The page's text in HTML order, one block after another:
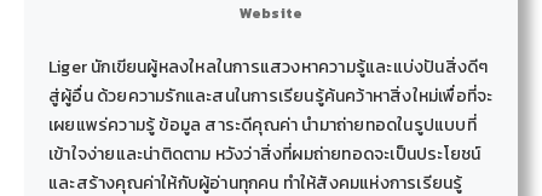
Website
Liger นักเขียนผู้หลงใหลในการแสวงหาความรู้และแบ่งปันสิ่งดีๆ
สู่ผู้อื่น ด้วยความรักและสนในการเรียนรู้ค้นคว้าหาสิ่งใหม่เพื่อที่จะ
เผยแพร่ความรู้ ข้อมูล สาระดีคุณค่า นำมาถ่ายทอดในรูปแบบที่
เข้าใจง่ายและน่าติดตาม หวังว่าสิ่งที่ผมถ่ายทอดจะเป็นประโยชน์
และสร้างคุณค่าให้กับผู้อ่านทุกคน ทำให้สังคมแห่งการเรียนรู้